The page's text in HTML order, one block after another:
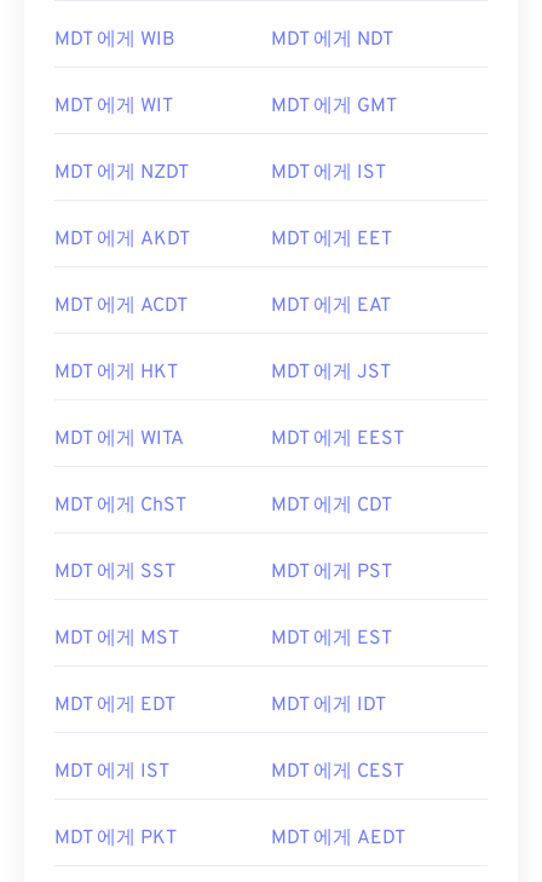
MDT 에게 WIB MDT 에게 NDT
MDT 에게 WIT MDT 에게 GMT
MDT 에게 NZDT MDT 에게 IST
MDT 에게 AKDT MDT 에게 EET
MDT 에게 ACDT MDT 에게 EAT
MDT 에게 HKT MDT 에게 JST
MDT 에게 WITA MDT 에게 EEST
MDT 에게 ChST MDT 에게 CDT
MDT 에게 SST MDT 에게 PST
MDT 에게 MST MDT 에게 EST
MDT 에게 EDT MDT 에게 IDT
MDT 에게 IST MDT 에게 CEST
MDT 에게 PKT MDT 에게 AEDT